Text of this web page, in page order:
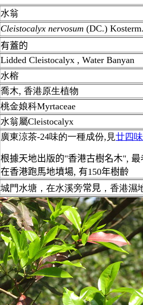
水翁
Cleistocalyx nervosum (DC.)
有蓋的
Lidded Cleistocalyx , Water Banyan
水榕
喬木, 香港原生植物
桃金娘科Myrtaceae
水翁屬Cleistocalyx
廣東涼茶-24味的一種成份,見廿四味
根據天地出版的"香港古樹名木",
在香港跑馬地墳場, 有150年樹齡
城門水塘，在水溪旁常見 ，香港濕